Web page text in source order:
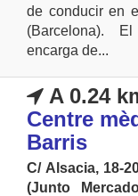
de conducir en
(Barcelona).
encarga de...
A 0.24
Centre
Barris
C/ Alsacia, 18-
(Junto